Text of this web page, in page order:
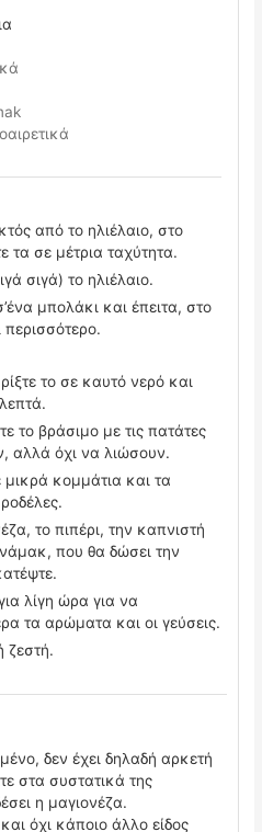
από το ηλιέλαιο, στο
τα σε μέτρια ταχύτητα.
σιγά) το ηλιέλαιο.
μπολάκι και έπειτα, στο
περισσότερο.
το σε καυτό νερό και
το βράσιμο με τις πατάτες
αλλά όχι να λιώσουν.
κομμάτια και τα
το πιπέρι, την καπνιστή
που θα δώσει την
λίγη ώρα για να
τα αρώματα και οι γεύσεις.
ζεστή.
δεν έχει δηλαδή αρκετή
στα συστατικά της
η μαγιονέζα.
όχι κάποιο άλλο είδος